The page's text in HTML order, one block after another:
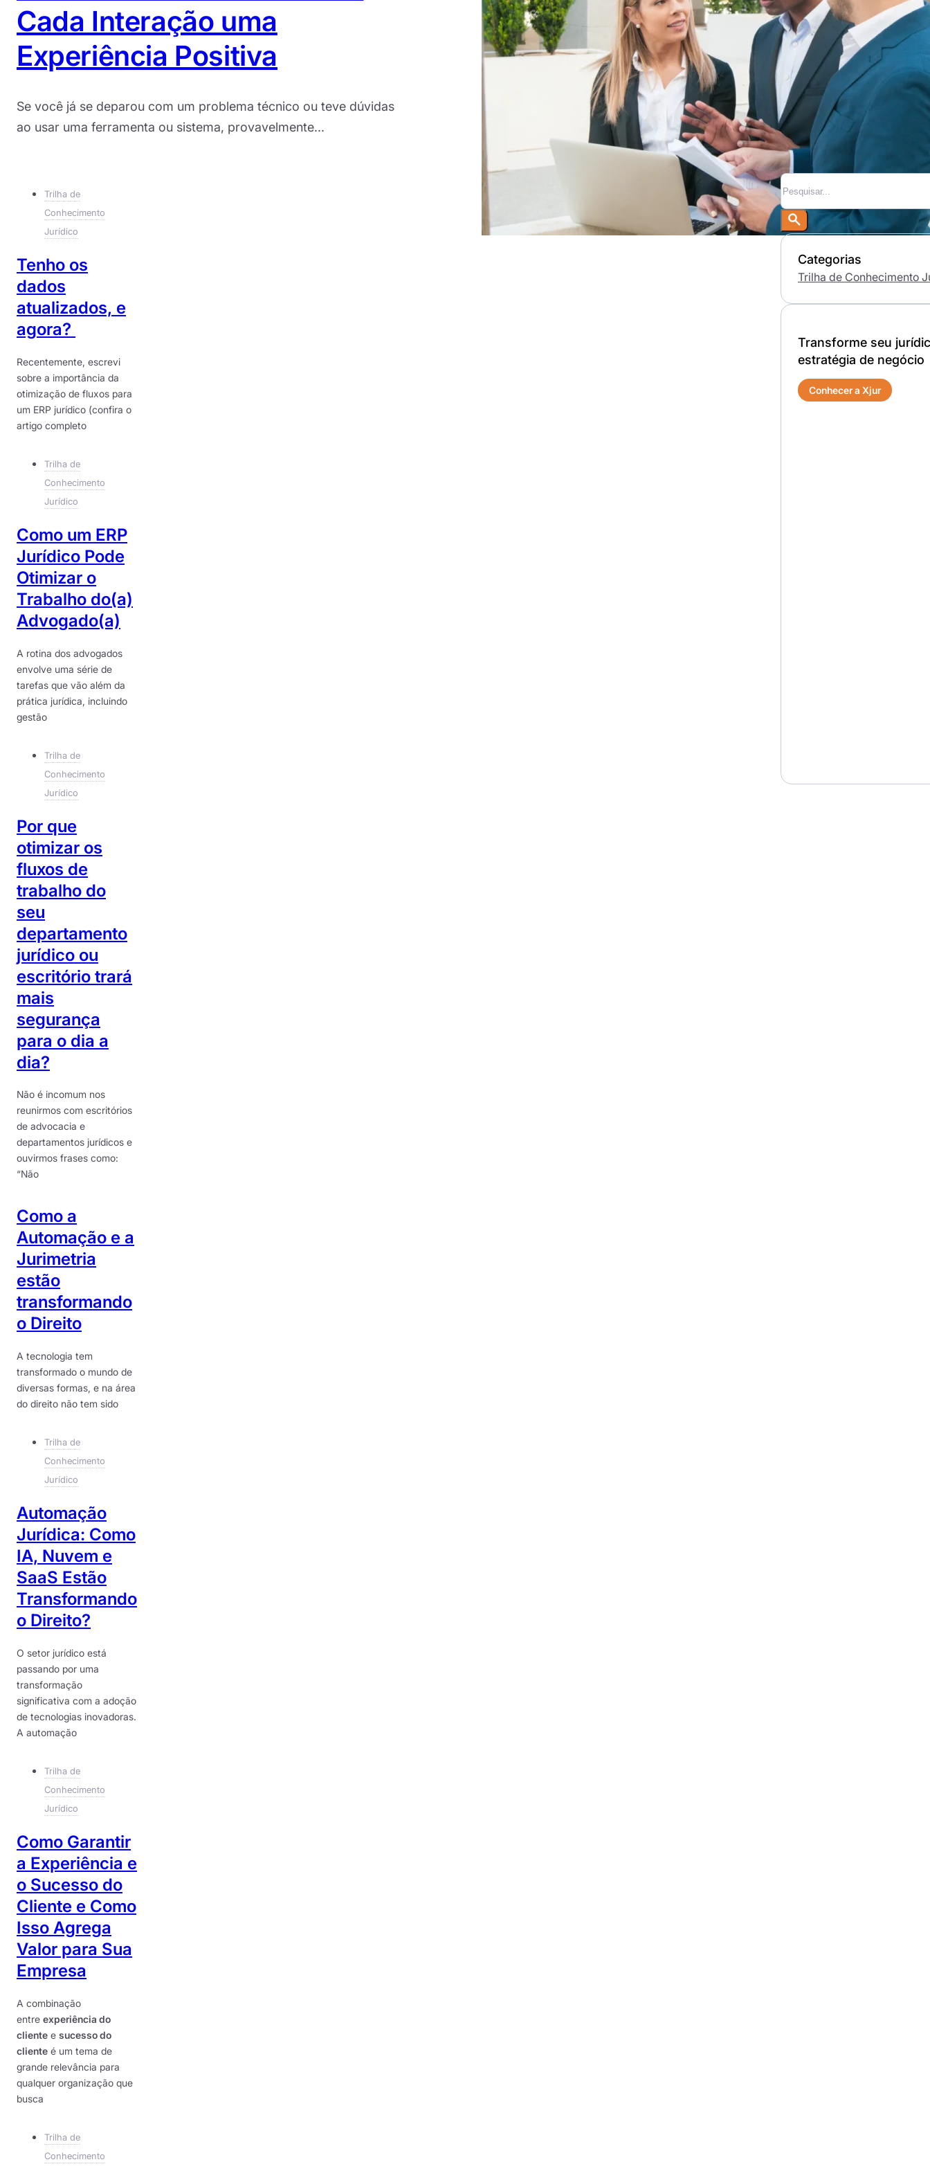
Cada Interação uma
Experiência Positiva
Se você já se deparou com um problema técnico ou teve dúvidas
ao usar uma ferramenta ou sistema, provavelmente...
Trilha de
Conhecimento
Jurídico
Tenho os
dados
atualizados, e
agora?
Recentemente, escrevi
sobre a importância da
otimização de fluxos para
um ERP jurídico (confira o
artigo completo
Trilha de
Conhecimento
Jurídico
Como um ERP
Jurídico Pode
Otimizar o
Trabalho do(a)
Advogado(a)
A rotina dos advogados
envolve uma série de
tarefas que vão além da
prática jurídica, incluindo
gestão
Trilha de
Conhecimento
Jurídico
Por que
otimizar os
fluxos de
trabalho do
seu
departamento
jurídico ou
escritório trará
mais
segurança
para o dia a
dia?
Não é incomum nos
reunirmos com escritórios
de advocacia e
departamentos jurídicos e
ouvirmos frases como:
“Não
Como a
Automação e a
Jurimetria
estão
transformando
o Direito
A tecnologia tem
transformado o mundo de
diversas formas, e na área
do direito não tem sido
Trilha de
Conhecimento
Jurídico
Automação
Jurídica: Como
IA, Nuvem e
SaaS Estão
Transformando
o Direito?
O setor jurídico está
passando por uma
transformação
significativa com a adoção
de tecnologias inovadoras.
A automação
Trilha de
Conhecimento
Jurídico
Como Garantir
a Experiência e
o Sucesso do
Cliente e Como
Isso Agrega
Valor para Sua
Empresa
A combinação
entre experiência do
cliente e sucesso do
cliente é um tema de
grande relevância para
qualquer organização que
busca
Trilha de
Conhecimento
Pesquisar
Categorias
Trilha de Conhecimento
Transforme seu
estratégia de negócio
Conhecer a Xjur